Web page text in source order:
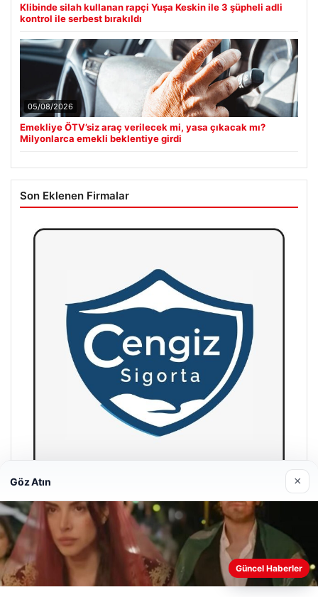
Klibinde silah kullanan rapçi Yuşa Keskin ile 3 şüpheli adli
kontrol ile serbest bırakıldı
05/08/2026
Emekliye ÖTV’siz araç verilecek mi, yasa çıkacak mı?
Milyonlarca emekli beklentiye girdi
Son Eklenen Firmalar
Hastaş Beton
26/05/2026
Web sitemizi nasıl kullandığınızı daha iyi anlayabilmek,
deneyiminizi kişiselleştirmek ve geliştirmek amacıyla çerezler
Göz Atın ×
Güncel Haberler